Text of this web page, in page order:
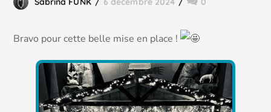
Bravo pour cette belle mise en place !